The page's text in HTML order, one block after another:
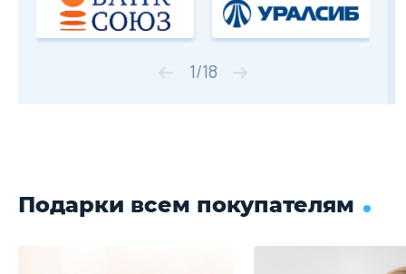
1/18
Подарки всем покупателям